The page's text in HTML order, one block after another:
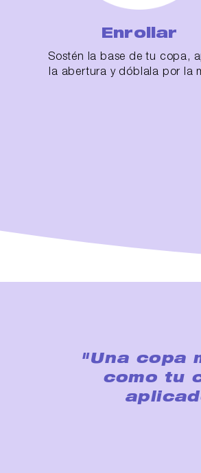
Enrollar
Sostén la base de tu copa,
la abertura y dóblala por la
"Una copa
como tu